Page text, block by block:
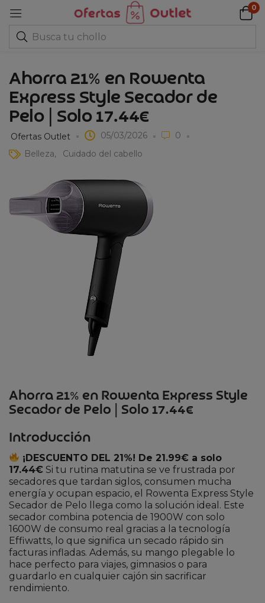
0
Ahorra 21% en Rowenta
Express Style Secador de
Pelo | Solo 17.44€
Ofertas Outlet 05/03/2026
0
Belleza
Cuidado del cabello
Ahorra 21% en Rowenta Express Style
Secador de Pelo | Solo 17.44€
Introducción
¡DESCUENTO DEL 21%! De 21.99€ a solo
17.44€ Si tu rutina matutina se ve frustrada por
secadores que tardan siglos, consumen mucha
energía y ocupan espacio, el Rowenta Express Style
Secador de Pelo llega como la solución ideal. Este
secador combina potencia de 1900W con solo
1600W de consumo real gracias a la tecnología
Effiwatts, lo que significa un secado rápido sin
facturas infladas. Además, su mango plegable lo
hace perfecto para viajes, gimnasios o para
guardarlo en cualquier cajón sin sacrificar
rendimiento.